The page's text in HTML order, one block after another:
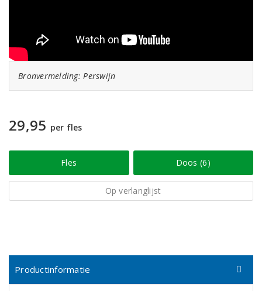
Bronvermelding: Perswijn
29,95 per fles
Fles Doos (6)
Op verlanglijst
Productinformatie